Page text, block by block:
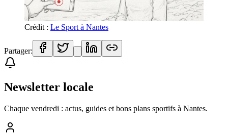
Crédit : Le Sport à Nantes
Partager:
Newsletter locale
Chaque vendredi : actus, guides et bons plans sportifs à Nantes.